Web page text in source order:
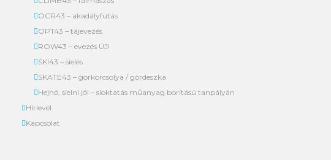
OCR43 – akadályfutás
OPT43 – tájevezés
ROW43 – evezés ÚJ!
SKI43 – síelés
SKATE43 – görkorcsolya / gördeszka
Hejhó, síelni jó! – síoktatás műanyag borítású tanpályán
Hírlevél
Kapcsolat